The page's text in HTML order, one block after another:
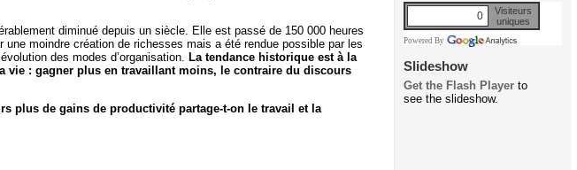
diminué depuis un siècle. Elle est passé de 150 000 heures
moindre création de richesses mais a été rendue possible par les
des modes d’organisation.
La tendance historique est à la
vie : gagner plus en travaillant moins, le contraire du discours
plus de gains de productivité partage-t-on le travail et la
0
Visiteurs
uniques
Powered By
Slideshow
Get the Flash Playerto
see the slideshow.